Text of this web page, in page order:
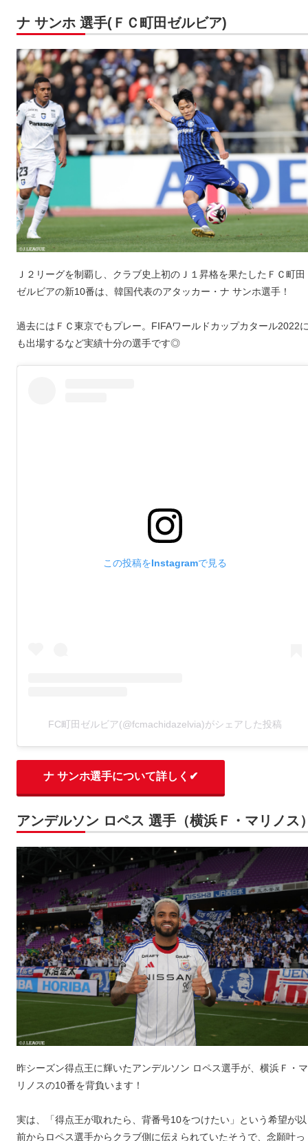
ナ サンホ 選手(ＦＣ町田ゼルビア)
Ｊ２リーグを制覇し、クラブ史上初のＪ１昇格を果たしたＦＣ町田
ゼルビアの新10番は、韓国代表のアタッカー・ナ サンホ選手！
過去にはＦＣ東京でもプレー。FIFAワールドカップカタール2022
も出場するなど実績十分の選手です◎
この投稿をInstagramで見る
FC町田ゼルビア(@fcmachidazelvia)がシェアした投稿
ナ サンホ選手について詳しく✔
アンデルソン ロペス 選手（横浜Ｆ・マリノス
昨シーズン得点王に輝いたアンデルソン ロペス選手が、横浜Ｆ・マ
リノスの10番を背負います！
実は、「得点王が取れたら、背番号10をつけたい」という希望が以
前からロペス選手からクラブ側に伝えられていたそうで、念願叶っ